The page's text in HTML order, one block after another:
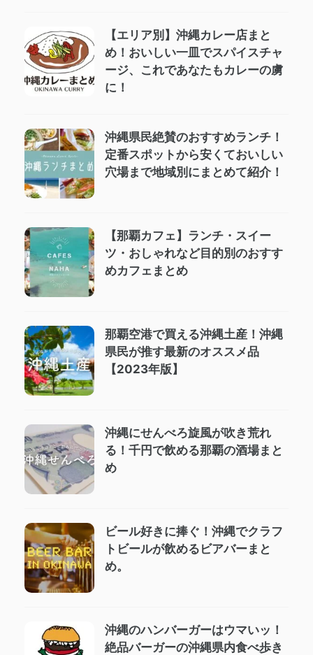
【エリア別】沖縄カレー店まと
め！おいしい一皿でスパイスチャ
ージ、これであなたもカレーの虜
に！
沖縄県民絶賛のおすすめランチ！
定番スポットから安くておいしい
穴場まで地域別にまとめて紹介！
【那覇カフェ】ランチ・スイー
ツ・おしゃれなど目的別のおすす
めカフェまとめ
那覇空港で買える沖縄土産！沖縄
県民が推す最新のオススメ品
【2023年版】
沖縄にせんべろ旋風が吹き荒れ
る！千円で飲める那覇の酒場まと
め
ビール好きに捧ぐ！沖縄でクラフ
トビールが飲めるビアバーまと
め。
沖縄のハンバーガーはウマいッ！
絶品バーガーの沖縄県内食べ歩き